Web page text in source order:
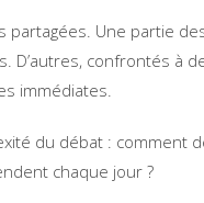
partagées. Une partie
D’autres, confrontés à
immédiates.
du débat :
chaque jour ?